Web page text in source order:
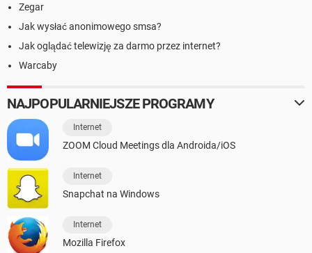
Zegar
Jak wysłać anonimowego smsa?
Jak oglądać telewizję za darmo przez internet?
Warcaby
NAJPOPULARNIEJSZE PROGRAMY
Internet
ZOOM Cloud Meetings dla Androida/iOS
Internet
Snapchat na Windows
Internet
Mozilla Firefox